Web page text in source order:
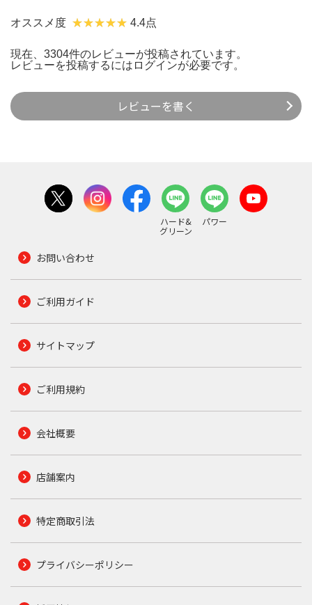
オススメ度 4.4点
現在、3304件のレビューが投稿されています。
レビューを投稿するには ログインが必要です。
レビューを書く
ハード&
グリーン
パワー
お問い合わせ
ご利用ガイド
サイトマップ
ご利用規約
会社概要
店舗案内
特定商取引法
プライバシーポリシー